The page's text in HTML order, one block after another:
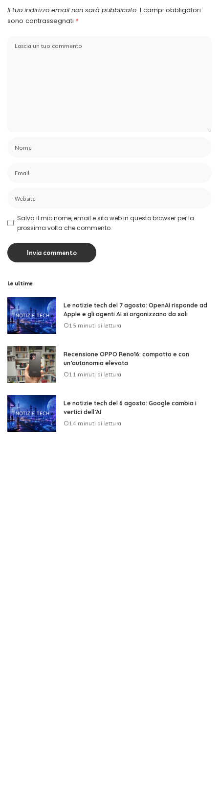
Il tuo indirizzo email non sarà pubblicato. I campi obbligatori
sono contrassegnati *
Salva il mio nome, email e sito web in questo browser per la
prossima volta che commento.
Le ultime
Le notizie tech del 7 agosto: OpenAI risponde ad
Apple e gli agenti AI si organizzano da soli
15 minuti di lettura
Recensione OPPO Reno16: compatto e con
un’autonomia elevata
11 minuti di lettura
Le notizie tech del 6 agosto: Google cambia i
vertici dell’AI
14 minuti di lettura